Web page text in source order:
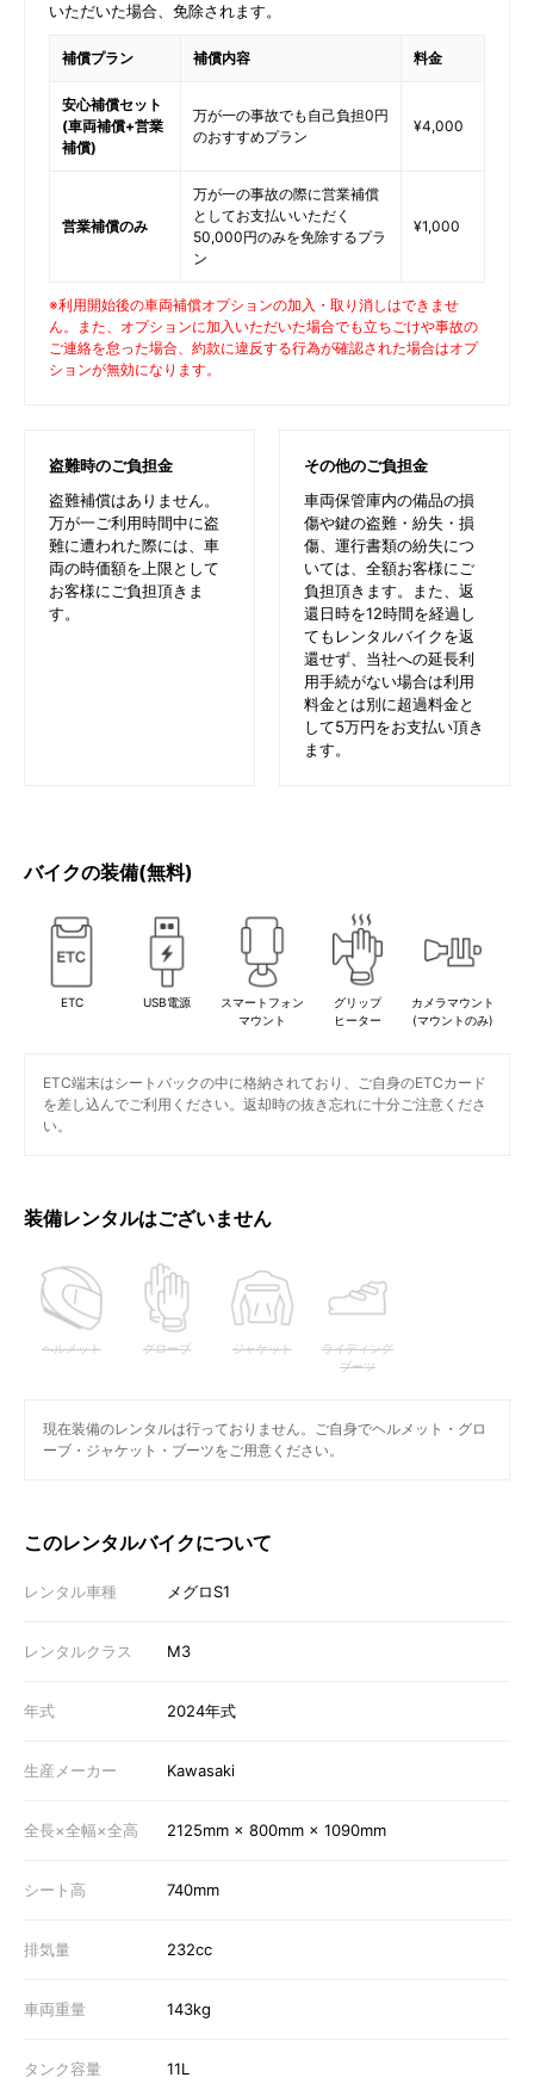
いただいた場合、免除されます。
補償プラン 補償内容 料金
安心補償セット
(車両補償+営業
補償)
万が一の事故でも自己負担0円
のおすすめプラン
¥4,000
営業補償のみ
万が一の事故の際に営業補償
としてお支払いいただく
50,000円のみを免除するプラ
ン
¥1,000
※利用開始後の車両補償オプションの加入・取り消しはできませ
ん。また、オプションに加入いただいた場合でも立ちごけや事故の
ご連絡を怠った場合、約款に違反する行為が確認された場合はオプ
ションが無効になります。
盗難時のご負担金
盗難補償はありません。
万が一ご利用時間中に盗
難に遭われた際には、車
両の時価額を上限として
お客様にご負担頂きま
す。
その他のご負担金
車両保管庫内の備品の損
傷や鍵の盗難・紛失・損
傷、運行書類の紛失につ
いては、全額お客様にご
負担頂きます。また、返
還日時を12時間を経過し
てもレンタルバイクを返
還せず、当社への延長利
用手続がない場合は利用
料金とは別に超過料金と
して5万円をお支払い頂き
ます。
バイクの装備(無料)
ETC USB電源
スマートフォン
マウント
グリップ
ヒーター
カメラマウント
(マウントのみ)
ETC端末はシートバックの中に格納されており、ご自身のETCカード
を差し込んでご利用ください。返却時の抜き忘れに十分ご注意くださ
い。
装備レンタルはございません
ヘルメット グローブ ジャケット
ライディング
ブーツ
現在装備のレンタルは行っておりません。ご自身でヘルメット・グロ
ーブ・ジャケット・ブーツをご用意ください。
このレンタルバイクについて
レンタル車種 メグロS1
レンタルクラス M3
年式 2024年式
生産メーカー Kawasaki
全長×全幅×全高 2125mm × 800mm × 1090mm
シート高 740mm
排気量 232cc
車両重量 143kg
タンク容量 11L